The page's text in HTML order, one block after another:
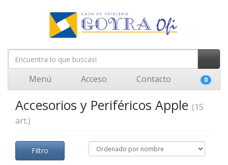
Menú Acceso Contacto 0
Accesorios y Periféricos Apple (15
art.)
Filtro